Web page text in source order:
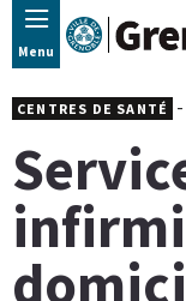
Panneau de gestion
Menu
CENTRES DE SANTÉ -